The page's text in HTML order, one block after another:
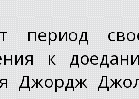
период
к
Джордж